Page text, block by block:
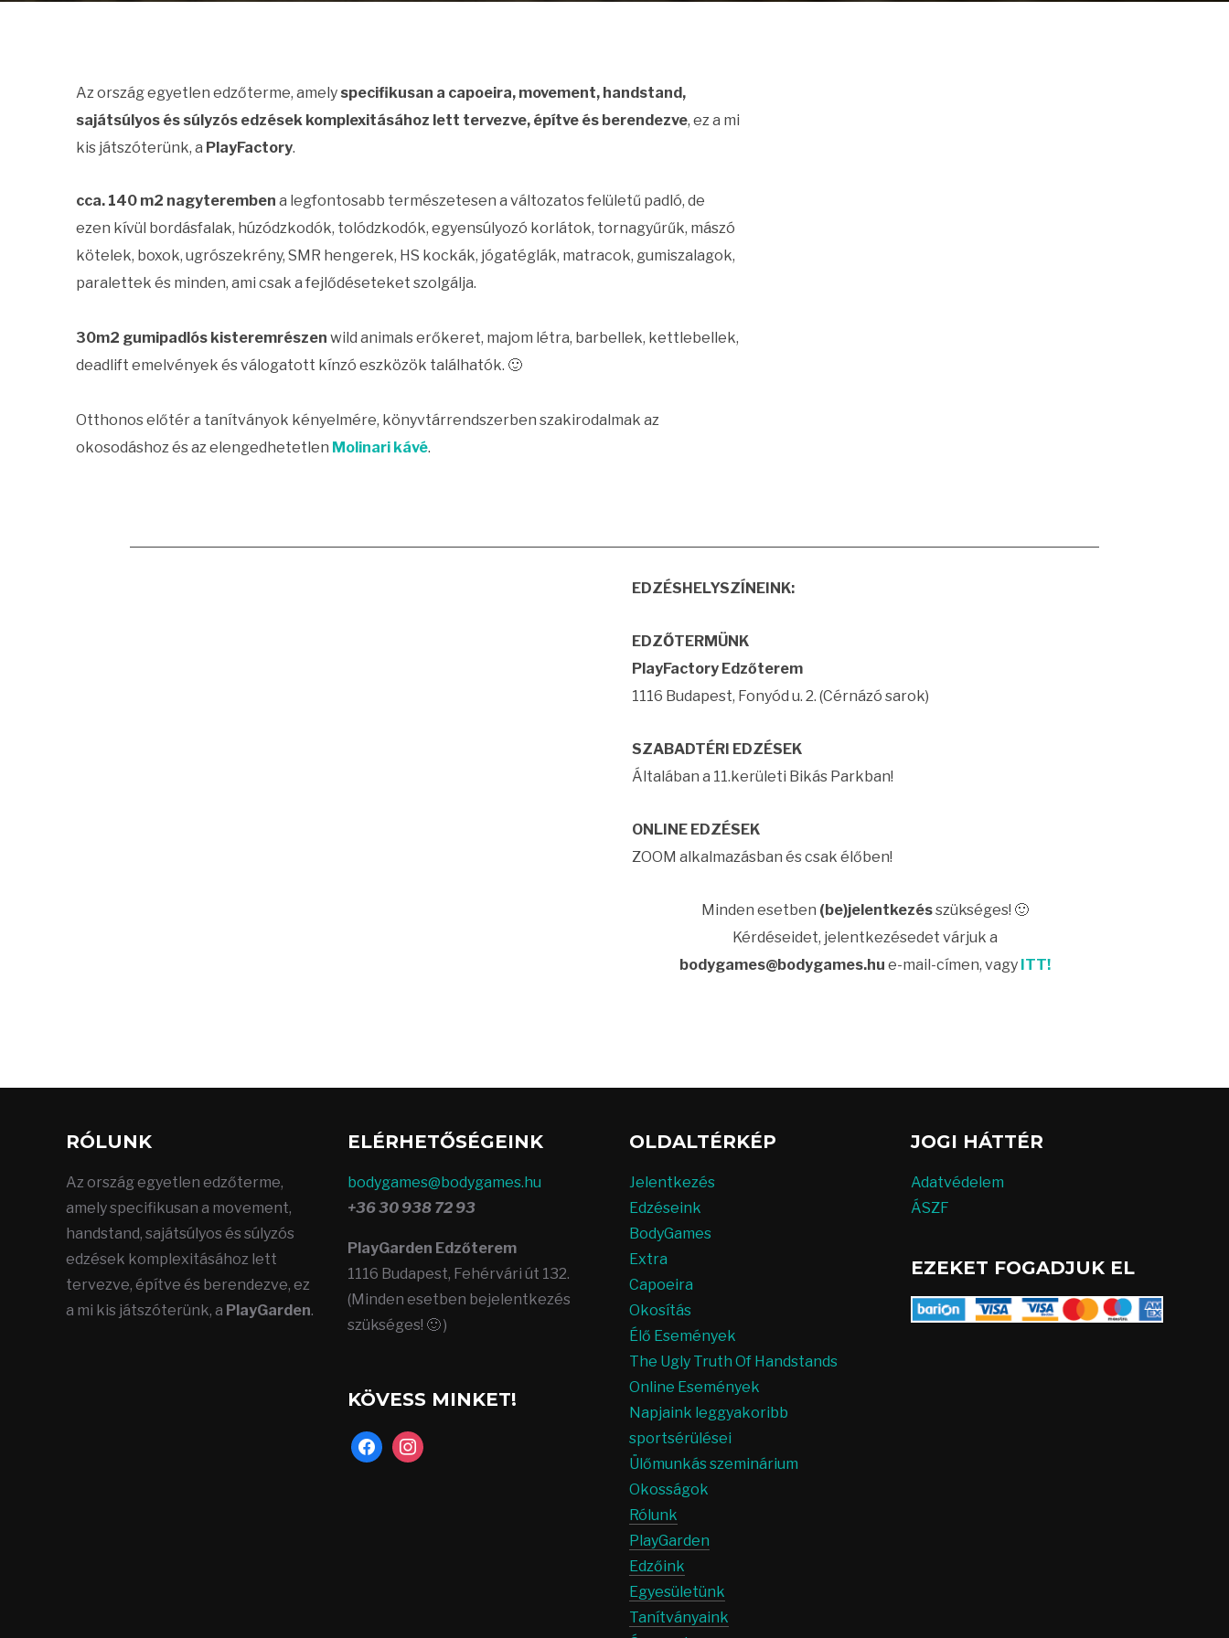
Az ország egyetlen edzőterme, amely specifikusan a capoeira, movement, handstand,
sajátsúlyos és súlyzós edzések komplexitásához lett tervezve, építve és berendezve, ez a mi
kis játszóterünk, a PlayFactory.
cca. 140 m2 nagyteremben a legfontosabb természetesen a változatos felületű padló, de
ezen kívül bordásfalak, húzódzkodók, tolódzkodók, egyensúlyozó korlátok, tornagyűrűk, mászó
kötelek, boxok, ugrószekrény, SMR hengerek, HS kockák, jógatéglák, matracok, gumiszalagok,
paralettek és minden, ami csak a fejlődéseteket szolgálja.
30m2 gumipadlós kisteremrészen wild animals erőkeret, majom létra, barbellek, kettlebellek,
deadlift emelvények és válogatott kínzó eszközök találhatók. 🙂
Otthonos előtér a tanítványok kényelmére, könyvtárrendszerben szakirodalmak az
okosodáshoz és az elengedhetetlen Molinari kávé.
EDZÉSHELYSZÍNEINK:
EDZŐTERMÜNK
PlayFactory Edzőterem
1116 Budapest, Fonyód u. 2. (Cérnázó sarok)
SZABADTÉRI EDZÉSEK
Általában a 11.kerületi Bikás Parkban!
ONLINE EDZÉSEK
ZOOM alkalmazásban és csak élőben!
Minden esetben (be)jelentkezésszükséges! 🙂
Kérdéseidet, jelentkezésedet várjuk a
bodygames@bodygames.hue-mail-címen, vagy ITT!
RÓLUNK
Az ország egyetlen edzőterme,
amely specifikusan a movement,
handstand, sajátsúlyos és súlyzós
edzések komplexitásához lett
tervezve, építve és berendezve, ez
a mi kis játszóterünk, a PlayGarden.
ELÉRHETŐSÉGEINK
bodygames@bodygames.hu
+36 30 938 72 93
PlayGarden Edzőterem
1116 Budapest, Fehérvári út 132.
(Minden esetben bejelentkezés
szükséges! 🙂 )
KÖVESS MINKET!
facebookinstagram
OLDALTÉRKÉP
Jelentkezés
Edzéseink
BodyGames
Extra
Capoeira
Okosítás
Élő Események
The Ugly Truth Of Handstands
Online Események
Napjaink leggyakoribb
sportsérülései
Ülőmunkás szeminárium
Okosságok
Rólunk
PlayGarden
Edzőink
Egyesületünk
Tanítványaink
JOGI HÁTTÉR
Adatvédelem
ÁSZF
EZEKET FOGADJUK EL